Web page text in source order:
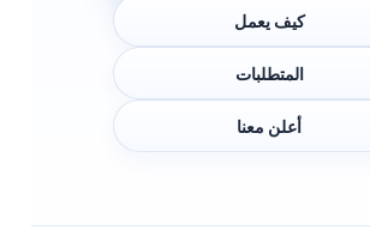
كيف يعمل
المتطلبات
أعلن معنا